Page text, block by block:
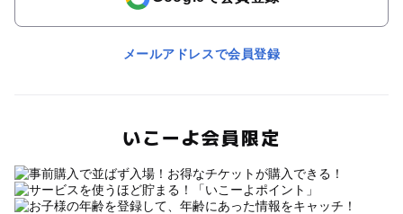
メールアドレスで会員登録
いこーよ会員限定